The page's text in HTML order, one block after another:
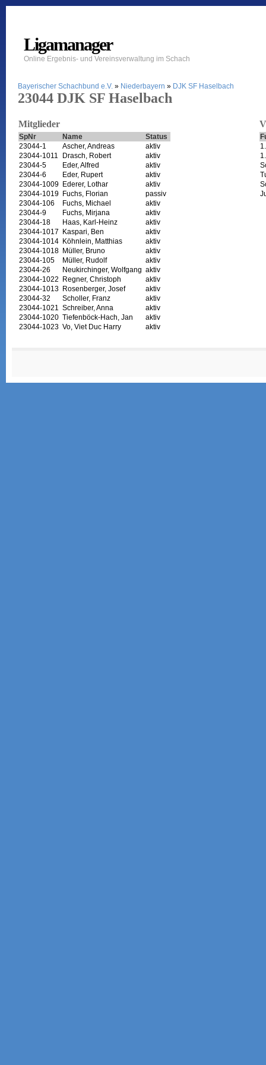
Ligamanager
Online Ergebnis- und Vereinsverwaltung im Schach
Bayerischer Schachbund e.V. » Niederbayern » DJK SF Haselbach
23044 DJK SF Haselbach
Mitglieder
SpNr Name
Status
23044-1
Ascher, Andreas
aktiv
23044-1011
Drasch, Robert
aktiv
23044-5
Eder, Alfred
aktiv
23044-6
Eder, Rupert
aktiv
23044-1009 Ederer, Lothar
aktiv
23044-1019 Fuchs, Florian
passiv
23044-106
Fuchs, Michael
aktiv
23044-9
Fuchs, Mirjana
aktiv
23044-18
Haas, Karl-Heinz
aktiv
23044-1017 Kaspari, Ben
aktiv
23044-1014 Köhnlein, Matthias
aktiv
23044-1018 Müller, Bruno
aktiv
23044-105
Müller, Rudolf
aktiv
23044-26
Neukirchinger, Wolfgang aktiv
23044-1022 Regner, Christoph
aktiv
23044-1013 Rosenberger, Josef
aktiv
23044-32
Scholler, Franz
aktiv
23044-1021
Schreiber, Anna
aktiv
23044-1020 Tiefenböck-Hach, Jan
aktiv
23044-1023 Vo, Viet Duc Harry aktiv